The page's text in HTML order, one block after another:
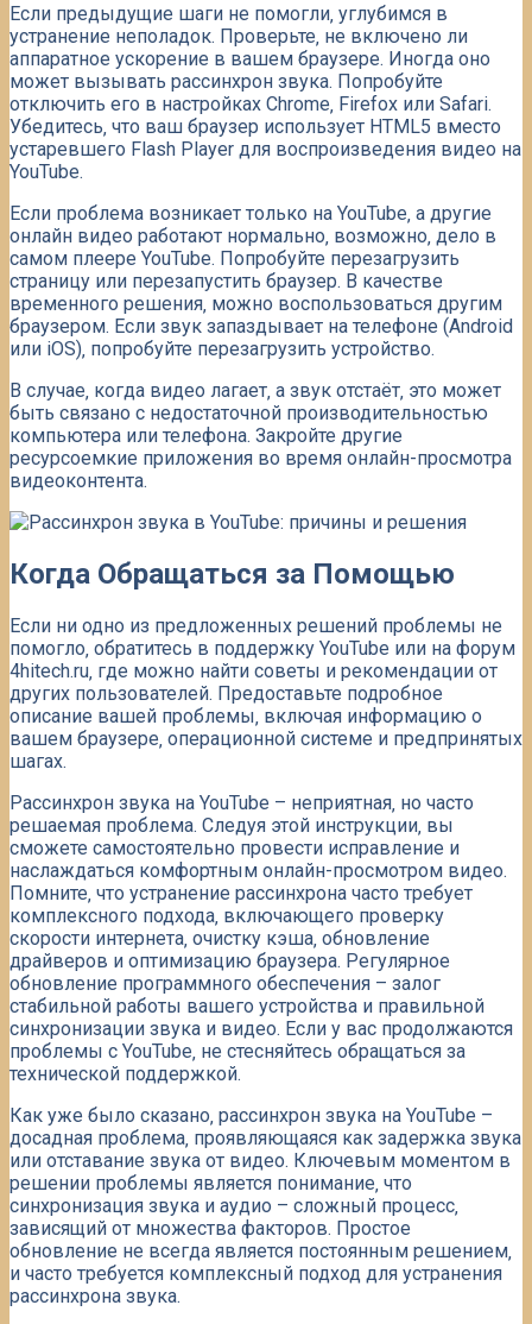
Если предыдущие шаги не помогли‚ углубимся в
устранение неполадок. Проверьте‚ не включено ли
аппаратное ускорение в вашем браузере. Иногда оно
может вызывать рассинхрон звука. Попробуйте
отключить его в настройках Chrome‚ Firefox или Safari.
Убедитесь‚ что ваш браузер использует HTML5 вместо
устаревшего Flash Player для воспроизведения видео на
YouTube.
Если проблема возникает только на YouTube‚ а другие
онлайн видео работают нормально‚ возможно‚ дело в
самом плеере YouTube. Попробуйте перезагрузить
страницу или перезапустить браузер. В качестве
временного решения‚ можно воспользоваться другим
браузером. Если звук запаздывает на телефоне (Android
или iOS)‚ попробуйте перезагрузить устройство.
В случае‚ когда видео лагает‚ а звук отстаёт‚ это может
быть связано с недостаточной производительностью
компьютера или телефона. Закройте другие
ресурсоемкие приложения во время онлайн-просмотра
видеоконтента.
Когда Обращаться за Помощью
Если ни одно из предложенных решений проблемы не
помогло‚ обратитесь в поддержку YouTube или на форум
4hitech.ru‚ где можно найти советы и рекомендации от
других пользователей. Предоставьте подробное
описание вашей проблемы‚ включая информацию о
вашем браузере‚ операционной системе и предпринятых
шагах.
Рассинхрон звука на YouTube – неприятная‚ но часто
решаемая проблема. Следуя этой инструкции‚ вы
сможете самостоятельно провести исправление и
наслаждаться комфортным онлайн-просмотром видео.
Помните‚ что устранение рассинхрона часто требует
комплексного подхода‚ включающего проверку
скорости интернета‚ очистку кэша‚ обновление
драйверов и оптимизацию браузера. Регулярное
обновление программного обеспечения – залог
стабильной работы вашего устройства и правильной
синхронизации звука и видео. Если у вас продолжаются
проблемы с YouTube‚ не стесняйтесь обращаться за
технической поддержкой.
Как уже было сказано‚ рассинхрон звука на YouTube –
досадная проблема‚ проявляющаяся как задержка звука
или отставание звука от видео. Ключевым моментом в
решении проблемы является понимание‚ что
синхронизация звука и аудио – сложный процесс‚
зависящий от множества факторов. Простое
обновление не всегда является постоянным решением‚
и часто требуется комплексный подход для устранения
рассинхрона звука.